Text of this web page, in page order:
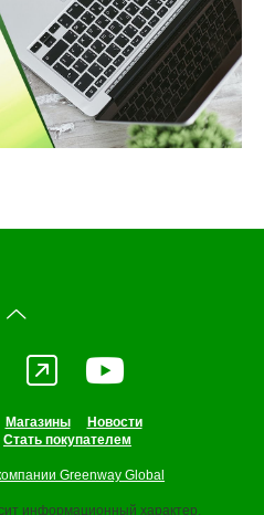
Магазины
Новости
Стать покупателем
Greenway Global
информационный характер.